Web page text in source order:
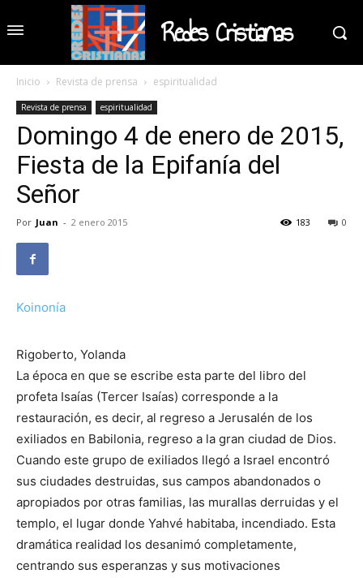
Redes Cristianas
Inicio Revista de prensa espiritualidad
Revista de prensa espiritualidad
Domingo 4 de enero de 2015,
Fiesta de la Epifanía del
Señor
Por Juan - 2 enero 2015 0
183
Koinonía
Rigoberto, Yolanda
La época en que se escribe esta parte del libro del
profeta Isaías (Tercer Isaías) corresponde a la
restauración, es decir, al regreso a Jerusalén de los
exiliados en Babilonia, regreso a la gran ciudad de Dios.
Cuando este grupo de exiliados llegó a Israel encontró
sus ciudades destruidas, sus campos abandonados o
apropiados por otras familias, las murallas derruidas y el
templo, el lugar donde Yahvé habitaba, incendiado. Esta
dramática realidad los desanimó completamente,
centrando sus esperanzas y sus motivaciones